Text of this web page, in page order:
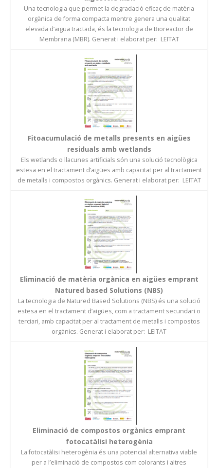
Una tecnologia que permet la degradació eficaç de matèria
orgànica de forma compacta mentre genera una qualitat
elevada d’aigua tractada, és la tecnologia de Bioreactor de
Membrana (MBR). Generat i elaborat per: LEITAT
Fitoacumulació de metalls presents en aigües
residuals amb wetlands
Els wetlands o llacunes artificials són una solució tecnològica
estesa en el tractament d’aigües amb capacitat per al tractament
de metalls i compostos orgànics. Generat i elaborat per: LEITAT
Eliminació de matèria orgànica en aigües emprant
Natured based Solutions (NBS)
La tecnologia de Natured Based Solutions (NBS) és una solució
estesa en el tractament d’aigües, com a tractament secundari o
terciari, amb capacitat per al tractament de metalls i compostos
orgànics. Generat i elaborat per: LEITAT
Eliminació de compostos orgànics emprant
fotocatàlisi heterogènia
La fotocatàlisi heterogènia és una potencial alternativa viable
per a l’eliminació de compostos com colorants i altres